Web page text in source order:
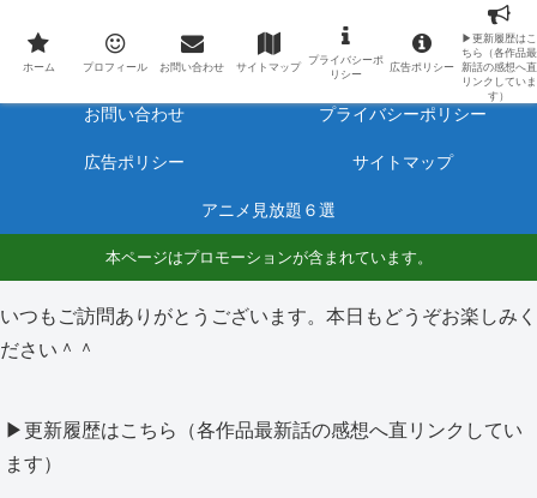
最新アニメのあらすじと感想をネタバレ有りで毎日更新しています。
ホーム プロフィール
お問い合わせ プライバシーポリシー
広告ポリシー サイトマップ
アニメ見放題６選
本ページはプロモーションが含まれています。
いつもご訪問ありがとうございます。本日もどうぞお楽しみく
ださい＾＾
▶更新履歴はこちら（各作品最新話の感想へ直リンクしてい
ます）
ホーム プロフィール お問い合わせ サイトマップ
プライバシーポ
リシー
広告ポリシー
▶更新履歴はこ
ちら（各作品最
新話の感想へ直
リンクしていま
す）